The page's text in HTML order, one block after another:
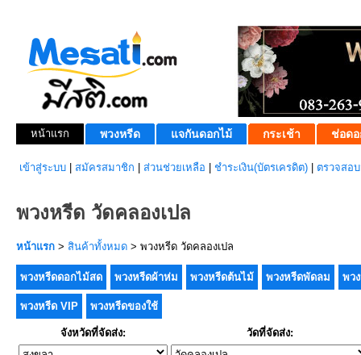
หน้าแรก พวงหรีด แจกันดอกไม้ กระเช้า ช่อดอ
เข้าสู่ระบบ สมัครสมาชิก ส่วนช่วยเหลือ ชำระเงิน(บัตรเครดิต) ตรวจสอ
พวงหรีด วัดคลองเปล
หน้าแรก > สินค้าทั้งหมด > พวงหรีด วัดคลองเปล
พวงหรีดดอกไม้สด พวงหรีดผ้าห่ม พวงหรีดต้นไม้ พวงหรีดพัดลม พว
พวงหรีด VIP พวงหรีดของใช้
จังหวัดที่จัดส่ง: วัดที่จัดส่ง: